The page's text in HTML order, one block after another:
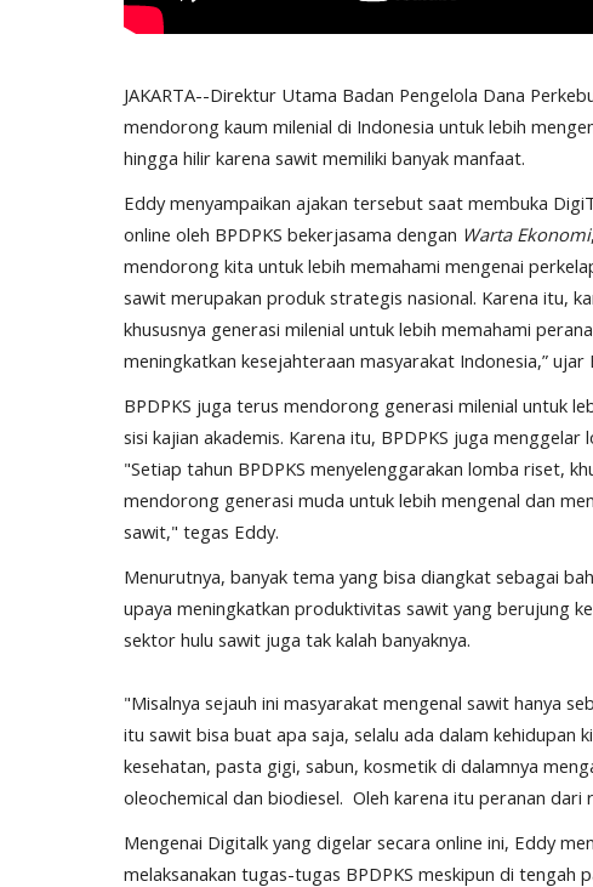
JAKARTA--Direktur Utama Badan Pengelola Dana
mendorong kaum milenial di Indonesia untuk lebih
hingga hilir karena sawit memiliki banyak manfaat.
Eddy menyampaikan ajakan tersebut saat membuka
online oleh BPDPKS bekerjasama dengan Warta Ekonomi
mendorong kita untuk lebih memahami mengenai
sawit merupakan produk strategis nasional. Karena itu,
khususnya generasi milenial untuk lebih memahami
meningkatkan kesejahteraan masyarakat Indonesia,” ujar
BPDPKS juga terus mendorong generasi milenial untuk
sisi kajian akademis. Karena itu, BPDPKS juga
"Setiap tahun BPDPKS menyelenggarakan lomba riset,
mendorong generasi muda untuk lebih mengenal dan
sawit," tegas Eddy.
Menurutnya, banyak tema yang bisa diangkat sebagai
upaya meningkatkan produktivitas sawit yang berujung
sektor hulu sawit juga tak kalah banyaknya.
"Misalnya sejauh ini masyarakat mengenal sawit hanya
itu sawit bisa buat apa saja, selalu ada dalam
kesehatan, pasta gigi, sabun, kosmetik di dalamnya
oleochemical dan biodiesel. Oleh karena itu peranan dari
Mengenai Digitalk yang digelar secara online ini, Eddy
melaksanakan tugas-tugas BPDPKS meskipun di tengah